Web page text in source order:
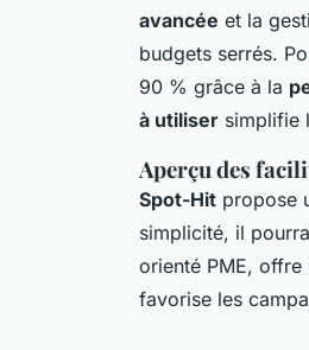
avancée et la
budgets serrés.
90 % grâce à la
à utiliser simplifie
Aperçu des
Spot-Hit propose
simplicité, il
orienté PME,
favorise les